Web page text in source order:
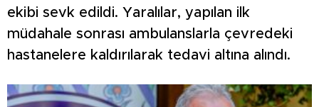
ekibi sevk edildi. Yaralılar, yapılan ilk
müdahale sonrası ambulanslarla çevredeki
hastanelere kaldırılarak tedavi altına alındı.